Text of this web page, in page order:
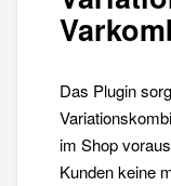
Das Plugin
im Shop
Kunden keine